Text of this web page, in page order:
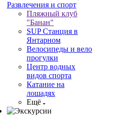
Развлечения и спорт
Пляжный клуб
"Банан"
SUP Станция в
Янтарном
Велосипеды и вело
прогулки
Центр водных
видов спорта
Катание на
лошадях
Ещё